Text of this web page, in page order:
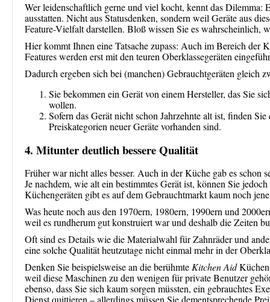
Wer leidenschaftlich gerne und viel kocht, kennt das
ausstatten. Nicht aus Statusdenken, sondern weil Geräte aus
Feature-Vielfalt darstellen. Bloß wissen Sie es wahrscheinlich,
Hier kommt Ihnen eine Tatsache zupass: Auch im Bereich der
Features werden erst mit den teuren Oberklassegeräten
Dadurch ergeben sich bei (manchen) Gebrauchtgeräten gleich
Sie bekommen ein Gerät von einem Hersteller, das Sie
wollen.
Sofern das Gerät nicht schon Jahrzehnte alt ist, finden
Preiskategorien neuer Geräte vorhanden sind.
4. Mitunter deutlich bessere Qualität
Früher war nicht alles besser. Auch in der Küche gab es
Je nachdem, wie alt ein bestimmtes Gerät ist, können Sie
Küchengeräten gibt es auf dem Gebrauchtmarkt kaum noch
Was heute noch aus den 1970ern, 1980ern, 1990ern und
weil es rundherum gut konstruiert war und deshalb die Zeiten
Oft sind es Details wie die Materialwahl für Zahnräder und
eine solche Qualität heutzutage nicht einmal mehr in der
Denken Sie beispielsweise an die berühmte Kitchen Aid
weil diese Maschinen zu den wenigen für private Benutzer
ebenso, dass Sie sich kaum sorgen müssten, ein gebrauchtes
Dienst quittieren – allerdings müssen Sie dementsprechende